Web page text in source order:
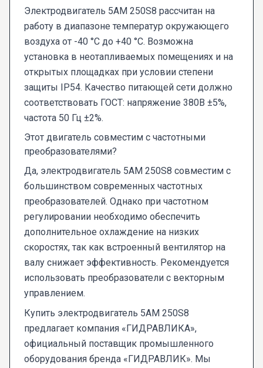
Электродвигатель 5AM 250S8 рассчитан на
работу в диапазоне температур окружающего
воздуха от -40 °C до +40 °C. Возможна
установка в неотапливаемых помещениях и на
открытых площадках при условии степени
защиты IP54. Качество питающей сети должно
соответствовать ГОСТ: напряжение 380В ±5%,
частота 50 Гц ±2%.
Этот двигатель совместим с частотными
преобразователями?
Да, электродвигатель 5AM 250S8 совместим с
большинством современных частотных
преобразователей. Однако при частотном
регулировании необходимо обеспечить
дополнительное охлаждение на низких
скоростях, так как встроенный вентилятор на
валу снижает эффективность. Рекомендуется
использовать преобразователи с векторным
управлением.
Купить электродвигатель 5AM 250S8
предлагает компания «ГИДРАВЛИКА»,
официальный поставщик промышленного
оборудования бренда «ГИДРАВЛИК». Мы